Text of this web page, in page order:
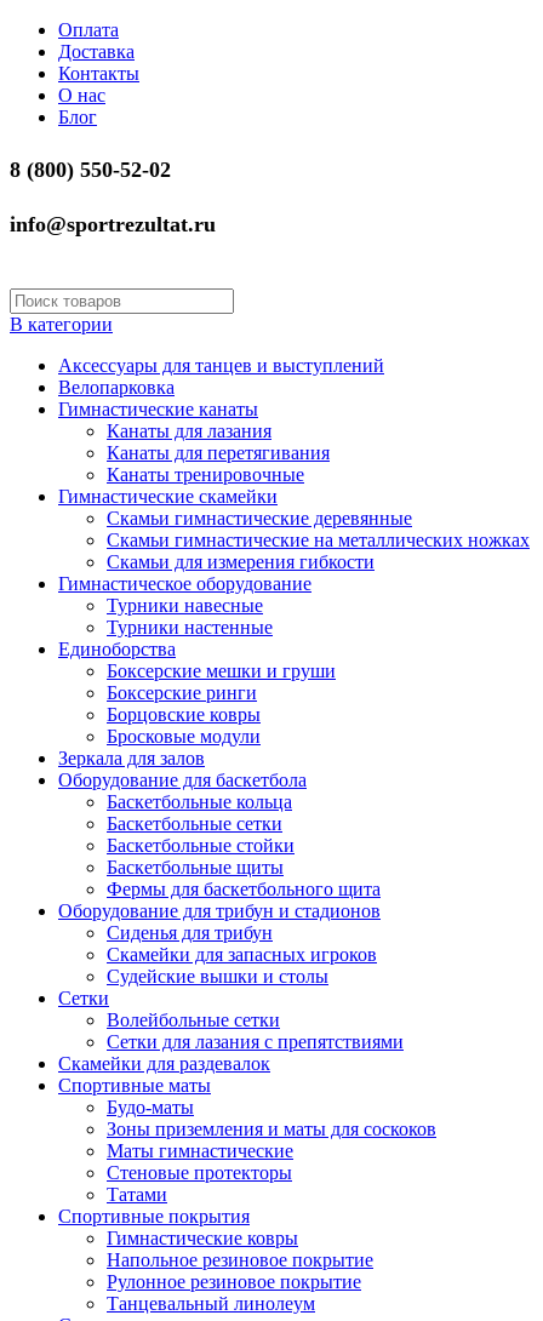
Оплата
Доставка
Контакты
О нас
Блог
8 (800) 550-52-02
info@sportrezultat.ru
В категории
Аксессуары для танцев и выступлений
Велопарковка
Гимнастические канаты
Канаты для лазания
Канаты для перетягивания
Канаты тренировочные
Гимнастические скамейки
Скамьи гимнастические деревянные
Скамьи гимнастические на металлических ножках
Скамьи для измерения гибкости
Гимнастическое оборудование
Турники навесные
Турники настенные
Единоборства
Боксерские мешки и груши
Боксерские ринги
Борцовские ковры
Бросковые модули
Зеркала для залов
Оборудование для баскетбола
Баскетбольные кольца
Баскетбольные сетки
Баскетбольные стойки
Баскетбольные щиты
Фермы для баскетбольного щита
Оборудование для трибун и стадионов
Сиденья для трибун
Скамейки для запасных игроков
Судейские вышки и столы
Сетки
Волейбольные сетки
Сетки для лазания с препятствиями
Скамейки для раздевалок
Спортивные маты
Будо-маты
Зоны приземления и маты для соскоков
Маты гимнастические
Стеновые протекторы
Татами
Спортивные покрытия
Гимнастические ковры
Напольное резиновое покрытие
Рулонное резиновое покрытие
Танцевальный линолеум